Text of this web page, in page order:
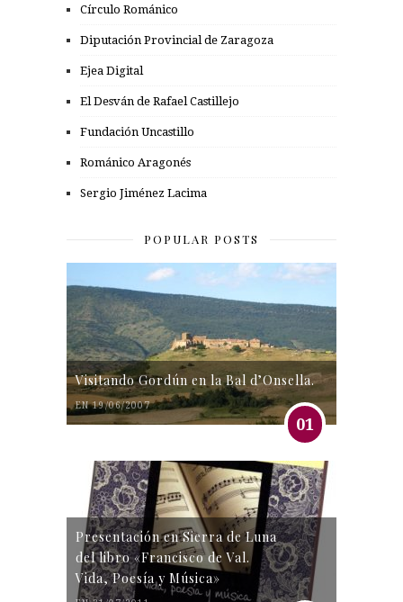
Círculo Románico
Diputación Provincial de Zaragoza
Ejea Digital
El Desván de Rafael Castillejo
Fundación Uncastillo
Románico Aragonés
Sergio Jiménez Lacima
POPULAR POSTS
Visitando Gordún en la Bal d’Onsella.
EN 19/06/2007
01
Presentación en Sierra de Luna
del libro «Francisco de Val.
Vida, Poesía y Música»